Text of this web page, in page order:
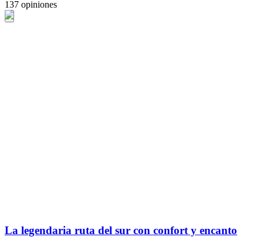
137 opiniones
La legendaria ruta del sur con confort y encanto